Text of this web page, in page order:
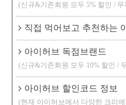
(신규&기존회원 모두 5% 할인 /
직접 먹어보고 추천하는
아이허브 독점브랜드
(신규&기존회원 모두 10% 할인 /
아이허브 할인코드 정보
(현재 아이허브에서 다양한 크리